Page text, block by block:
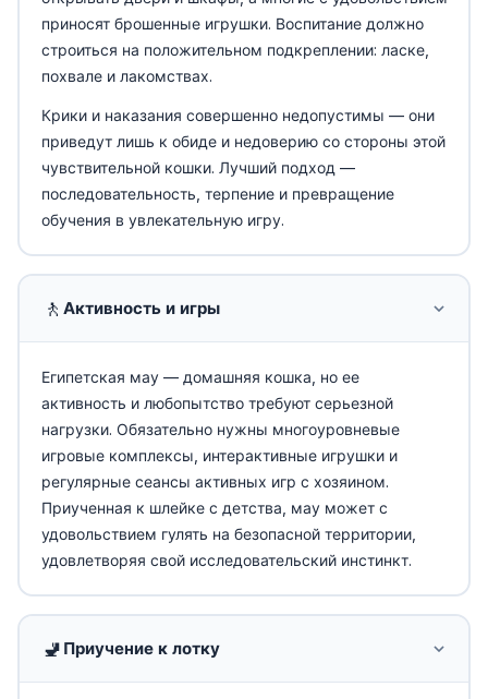
приносят брошенные игрушки. Воспитание должно
строиться на положительном подкреплении: ласке,
похвале и лакомствах.
Крики и наказания совершенно недопустимы — они
приведут лишь к обиде и недоверию со стороны этой
чувствительной кошки. Лучший подход —
последовательность, терпение и превращение
обучения в увлекательную игру.
🚶 Активность и игры
Египетская мау — домашняя кошка, но ее
активность и любопытство требуют серьезной
нагрузки. Обязательно нужны многоуровневые
игровые комплексы, интерактивные игрушки и
регулярные сеансы активных игр с хозяином.
Приученная к шлейке с детства, мау может с
удовольствием гулять на безопасной территории,
удовлетворяя свой исследовательский инстинкт.
🚽 Приучение к лотку